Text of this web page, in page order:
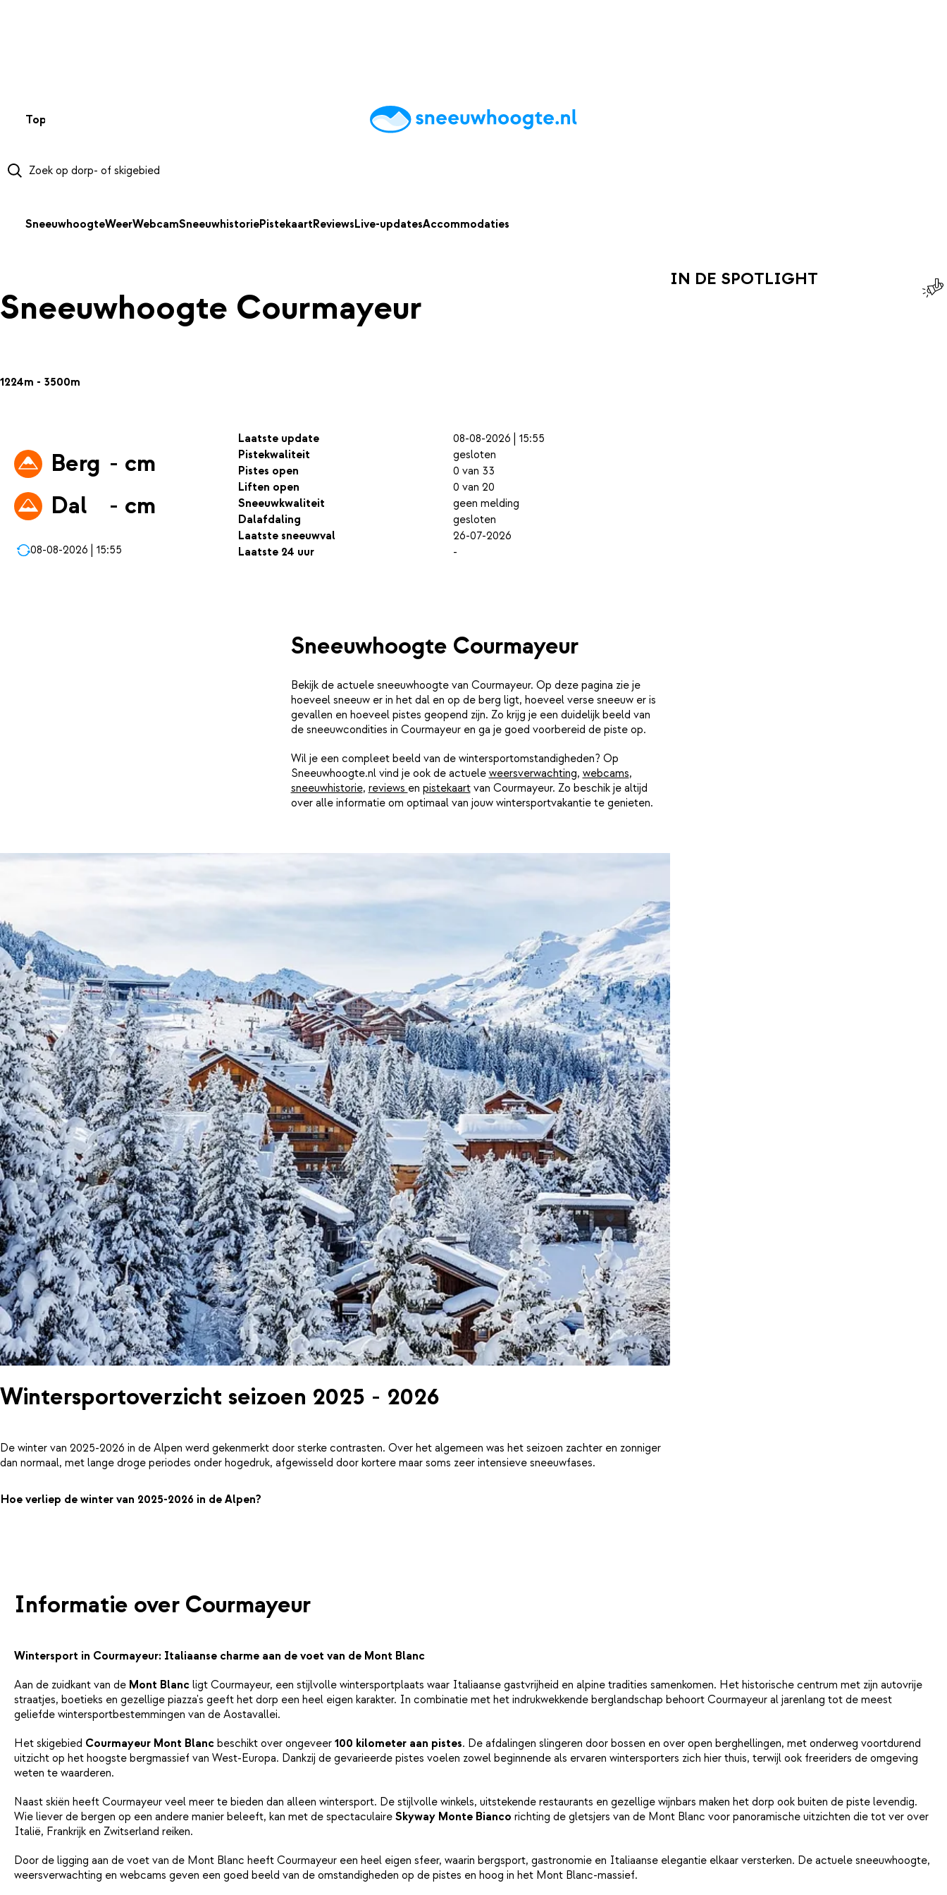
Top 50 AccommodatiesTipsReviewsLive updatesApp
SneeuwhoogteWeerWebcamSneeuwhistoriePistekaartReviewsLive-updatesAccommodaties
Sneeuwhoogte Courmayeur
1224m - 3500m
Berg - cm
Dal
- cm
08-08-2026 | 15:55
Laatste update
08-08-2026 | 15:55
Pistekwaliteit
gesloten
Pistes open
0 van 33
Liften open
0 van 20
Sneeuwkwaliteit
geen melding
Dalafdaling
gesloten
Laatste sneeuwval
26-07-2026
Laatste 24 uur
-
Sneeuwhoogte Courmayeur
Bekijk de actuele sneeuwhoogte van Courmayeur. Op deze pagina zie je
hoeveel sneeuw er in het dal en op de berg ligt, hoeveel verse sneeuw er is
gevallen en hoeveel pistes geopend zijn. Zo krijg je een duidelijk beeld van
de sneeuwcondities in Courmayeur en ga je goed voorbereid de piste op.
Wil je een compleet beeld van de wintersportomstandigheden? Op
Sneeuwhoogte.nl vind je ook de actuele weersverwachting, webcams,
sneeuwhistorie, reviews en pistekaartvan Courmayeur. Zo beschik je altijd
over alle informatie om optimaal van jouw wintersportvakantie te genieten.
Wintersportoverzicht seizoen 2025 - 2026
De winter van 2025-2026 in de Alpen werd gekenmerkt door sterke contrasten. Over het algemeen was het seizoen zachter en zonniger
dan normaal, met lange droge periodes onder hogedruk, afgewisseld door kortere maar soms zeer intensieve sneeuwfases.
Hoe verliep de winter van 2025-2026 in de Alpen?
IN DE SPOTLIGHT
Informatie over Courmayeur
Wintersport in Courmayeur: Italiaanse charme aan de voet van de Mont Blanc
Aan de zuidkant van de Mont Blanc ligt Courmayeur, een stijlvolle wintersportplaats waar Italiaanse gastvrijheid en alpine tradities samenkomen. Het historische centrum met zijn autovrije
straatjes, boetieks en gezellige piazza's geeft het dorp een heel eigen karakter. In combinatie met het indrukwekkende berglandschap behoort Courmayeur al jarenlang tot de meest
geliefde wintersportbestemmingen van de Aostavallei.
Het skigebied Courmayeur Mont Blanc beschikt over ongeveer 100 kilometer aan pistes. De afdalingen slingeren door bossen en over open berghellingen, met onderweg voortdurend
uitzicht op het hoogste bergmassief van West-Europa. Dankzij de gevarieerde pistes voelen zowel beginnende als ervaren wintersporters zich hier thuis, terwijl ook freeriders de omgeving
weten te waarderen.
Naast skiën heeft Courmayeur veel meer te bieden dan alleen wintersport. De stijlvolle winkels, uitstekende restaurants en gezellige wijnbars maken het dorp ook buiten de piste levendig.
Wie liever de bergen op een andere manier beleeft, kan met de spectaculaire Skyway Monte Bianco richting de gletsjers van de Mont Blanc voor panoramische uitzichten die tot ver over
Italië, Frankrijk en Zwitserland reiken.
Door de ligging aan de voet van de Mont Blanc heeft Courmayeur een heel eigen sfeer, waarin bergsport, gastronomie en Italiaanse elegantie elkaar versterken. De actuele sneeuwhoogte,
weersverwachting en webcams geven een goed beeld van de omstandigheden op de pistes en hoog in het Mont Blanc-massief.